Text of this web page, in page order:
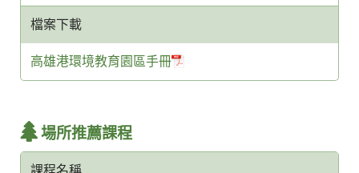
檔案下載
高雄港環境教育園區手冊
場所推薦課程